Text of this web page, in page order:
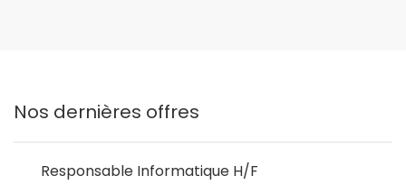
Nos dernières offres
Responsable Informatique H/F